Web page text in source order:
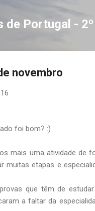
de Portugal -
novembro
foi bom? :)
mais uma atividade de
muitas etapas e
que têm de
a faltar da